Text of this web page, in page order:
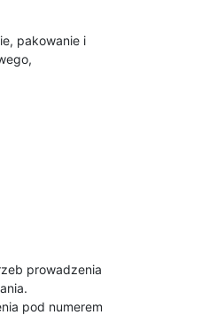
pakowanie i
prowadzenia
pod numerem